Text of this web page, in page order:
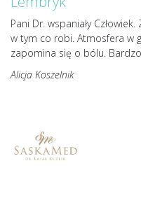
Pani Dr. wspaniały
w tym co robi. Atmosfera w
zapomina się o bólu.
Alicja Koszelnik